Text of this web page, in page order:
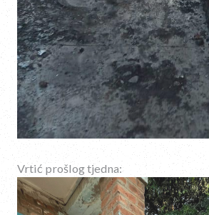
Vrtić prošlog tjedna: